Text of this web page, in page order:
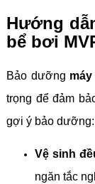
Hướng
bể bơi
Bảo dưỡng
trọng để đảm
gợi ý bảo dưỡng:
Vệ sinh
ngăn tắc